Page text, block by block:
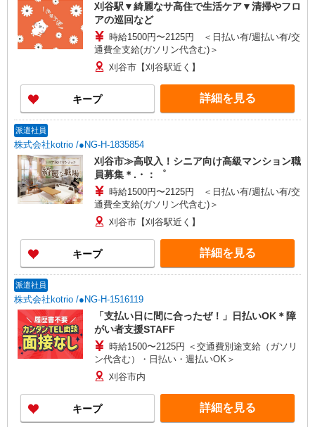
刈谷駅▼綺麗なサ高住で生活ケア▼清掃やフロ
アの巡回など
時給1500円〜2125円 ＜日払い有/週払い有/交
通費全支給(ガソリン代含む)＞
刈谷市【刈谷駅近く】
キープ 詳細を見る
派遣社員
株式会社kotrio /●NG-H-1835854
刈谷市≫高収入！シニア向け高級マンション職
員募集＊.・：゜
時給1500円〜2125円 ＜日払い有/週払い有/交
通費全支給(ガソリン代含む)＞
刈谷市【刈谷駅近く】
キープ 詳細を見る
派遣社員
株式会社kotrio /●NG-H-1516119
「支払い日に間に合ったぜ！」日払いOK＊障
がい者支援STAFF
時給1500〜2125円 ＜交通費別途支給（ガソリ
ン代含む）・日払い・週払いOK＞
刈谷市内
キープ 詳細を見る